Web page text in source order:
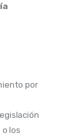
por
los